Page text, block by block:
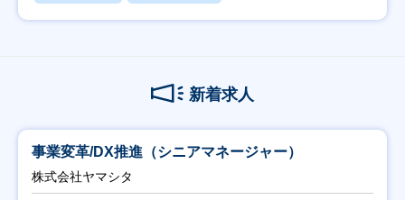
新着求人
事業変革/DX推進（シニアマネージャー）
株式会社ヤマシタ